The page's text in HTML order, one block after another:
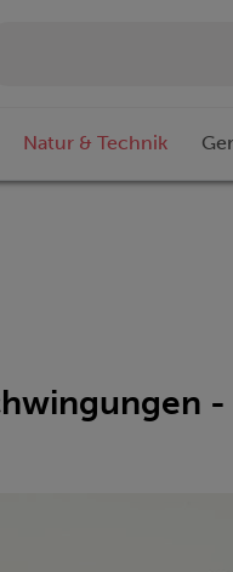
Natur & Technik